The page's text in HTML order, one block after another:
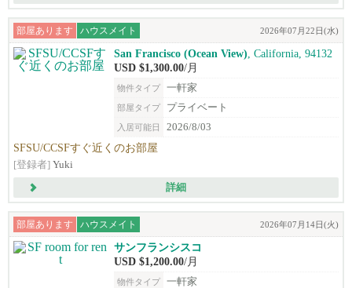
部屋あります ハウスメイト 2026年07月22日(水)
San Francisco (Ocean View) , California, 94132
USD $1,300.00/月
物件タイプ 一軒家
部屋タイプ プライベート
入居可能日 2026/8/03
SFSU/CCSFすぐ近くのお部屋
[登録者] Yuki
詳細
部屋あります ハウスメイト 2026年07月14日(火)
サンフランシスコ
USD $1,200.00/月
物件タイプ 一軒家